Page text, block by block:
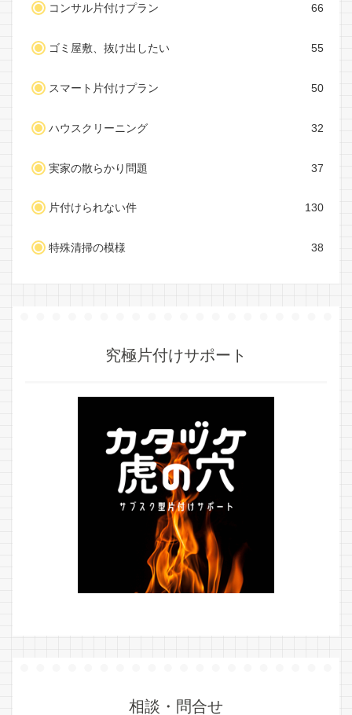
コンサル片付けプラン 66
ゴミ屋敷、抜け出したい 55
スマート片付けプラン 50
ハウスクリーニング 32
実家の散らかり問題 37
片付けられない件 130
特殊清掃の模様 38
究極片付けサポート
相談・問合せ